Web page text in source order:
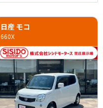
日産 モコ
660X